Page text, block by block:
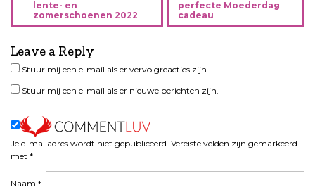
r
c
h
t
v
i
g
a
lente- en
zomerschoenen 2022
perfecte Moederdag
cadeau
Leave a Reply
Je e-mailadres wordt niet gepubliceerd. Vereiste velden zijn gemarkeerd
met *
Naam *
Stuur mij een e-mail als er vervolgreacties zijn.
Stuur mij een e-mail als er nieuwe berichten zijn.